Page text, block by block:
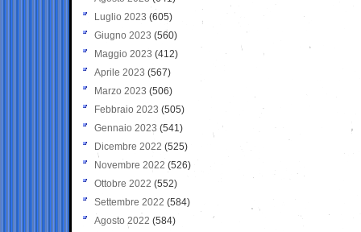
Luglio 2023 (605)
Giugno 2023 (560)
Maggio 2023 (412)
Aprile 2023 (567)
Marzo 2023 (506)
Febbraio 2023 (505)
Gennaio 2023 (541)
Dicembre 2022 (525)
Novembre 2022 (526)
Ottobre 2022 (552)
Settembre 2022 (584)
Agosto 2022 (584)